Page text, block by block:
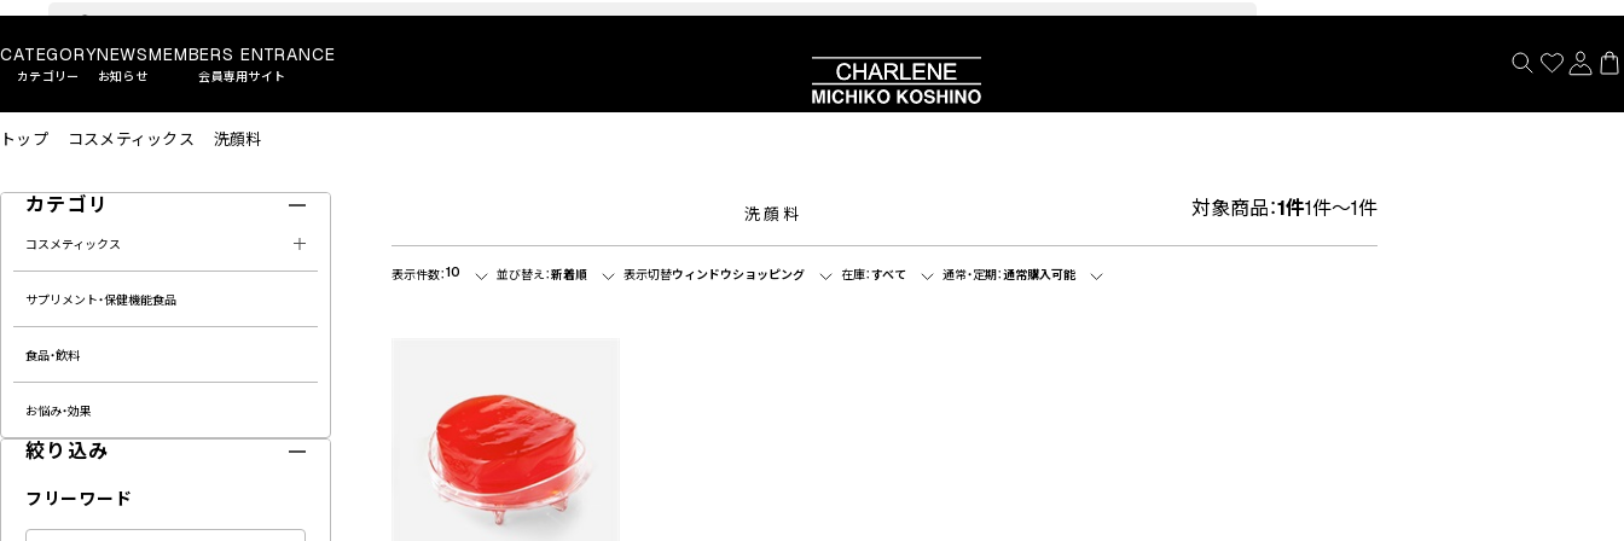
CATEGORY
カテゴリー
NEWS
お知らせ
MEMBERS ENTRANCE
会員専用サイト
トップ コスメティックス 洗顔料
カテゴリ
コスメティックス
サプリメント・保健機能食品
食品・飲料
お悩み・効果
絞り込み
フリーワード
洗顔料 対象商品：1件1件～1件
表示件数：10 並び替え：新着順 表示切替ウィンドウショッピング 在庫：すべて 通常・定期：通常購入可能